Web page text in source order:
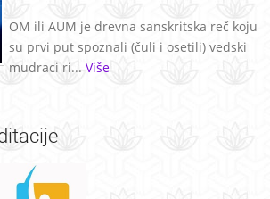
OM ili AUM je drevna sanskritska reč koju
su prvi put spoznali (čuli i osetili) vedski
mudraci ri... Više